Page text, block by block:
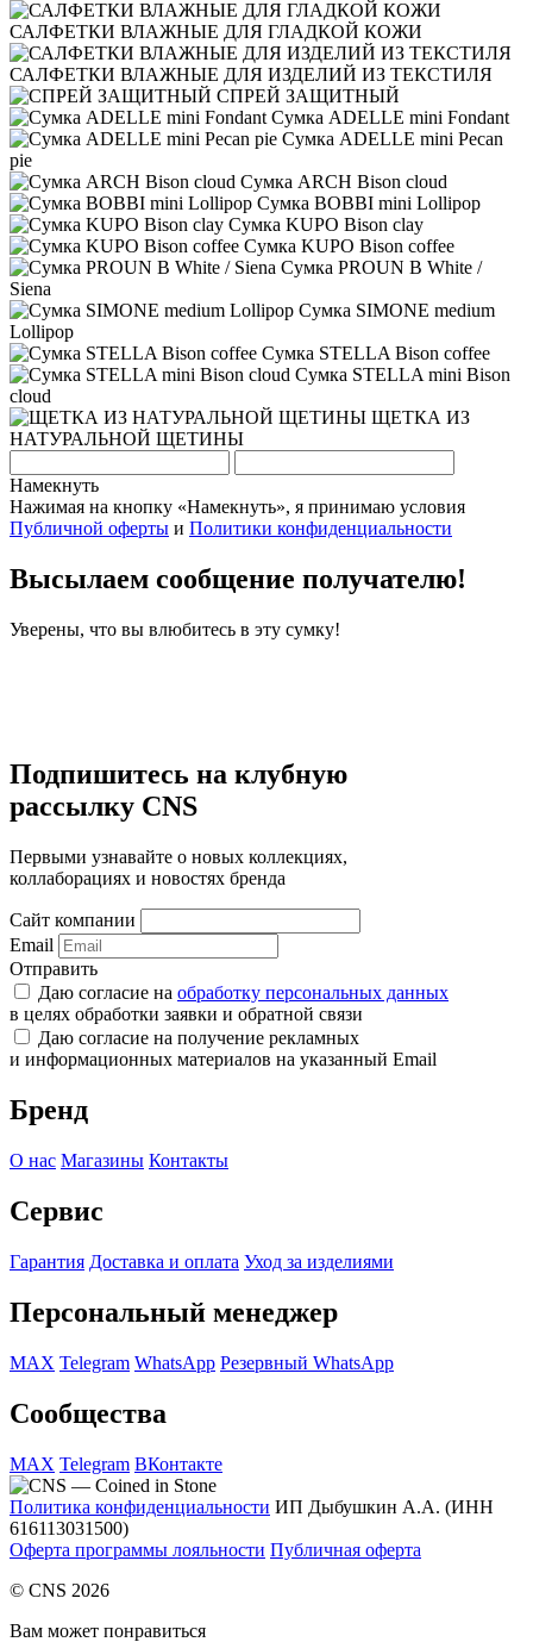
САЛФЕТКИ ВЛАЖНЫЕ ДЛЯ ГЛАДКОЙ КОЖИ
САЛФЕТКИ ВЛАЖНЫЕ ДЛЯ ИЗДЕЛИЙ ИЗ ТЕКСТИЛЯ
СПРЕЙ ЗАЩИТНЫЙ
Сумка ADELLE mini Fondant
Сумка ADELLE mini Pecan
pie
Сумка ARCH Bison cloud
Сумка BOBBI mini Lollipop
Сумка KUPO Bison clay
Сумка KUPO Bison coffee
Сумка PROUN B White /
Siena
Сумка SIMONE medium
Lollipop
Сумка STELLA Bison coffee
Сумка STELLA mini Bison
cloud
ЩЕТКА ИЗ
НАТУРАЛЬНОЙ ЩЕТИНЫ
Намекнуть
Нажимая на кнопку «Намекнуть», я принимаю условия
Публичной оферты и Политики конфиденциальности
Высылаем сообщение получателю!
Уверены, что вы влюбитесь в эту сумку!
Подпишитесь на клубную
рассылку CNS
Первыми узнавайте о новых коллекциях,
коллаборациях и новостях бренда
Сайт компании
Email
Отправить
Даю согласие на обработку персональных данных
в целях обработки заявки и обратной связи
Даю согласие на получение рекламных
и информационных материалов на указанный Email
Бренд
О нас Магазины Контакты
Сервис
Гарантия Доставка и оплата Уход за изделиями
Персональный менеджер
MAX Telegram WhatsApp Резервный WhatsApp
Сообщества
MAX Telegram ВКонтакте
Политика конфиденциальности ИП Дыбушкин А.А. (ИНН
616113031500)
Оферта программы лояльности Публичная оферта
© CNS 2026
Вам может понравиться